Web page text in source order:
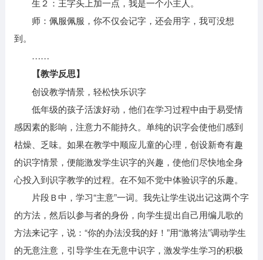
师：佩服佩服，你不仅会记字，还会用字，我可没想
到。
……
【教学反思】
创设教学情景，轻松快乐识字
低年级的孩子活泼好动，他们在学习过程中由于易受情
感因素的影响，注意力不能持久。单纯的识字会使他们感到
枯燥、乏味。如果在教学中顺应儿童的心理，创设新奇有趣
的识字情景，便能激发学生识字的兴趣，使他们尽快地全身
心投入到识字教学的过程。在不知不觉中体验识字的乐趣。
片段Ｂ中，学习“主意”一词。我先让学生说出记这两个字
的方法，然后以参与者的身份，向学生提出自己用编儿歌的
方法来记字，说：“你的办法没我的好！”用“激将法”调动学生
的无意注意，引导学生在无意中识字，激发学生学习的积极